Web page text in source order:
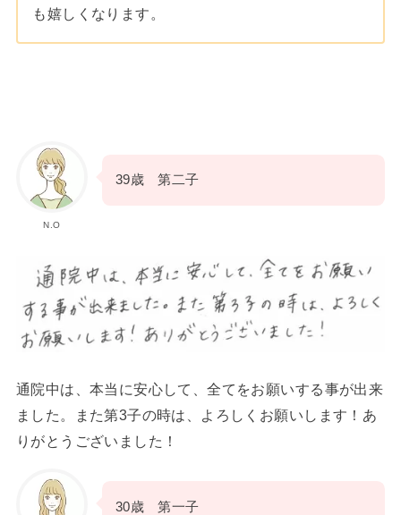
も嬉しくなります。
N.O
39歳 第二子
通院中は、本当に安心して、全てをお願いする事が出来
ました。また第3子の時は、よろしくお願いします！あ
りがとうございました！
30歳 第一子